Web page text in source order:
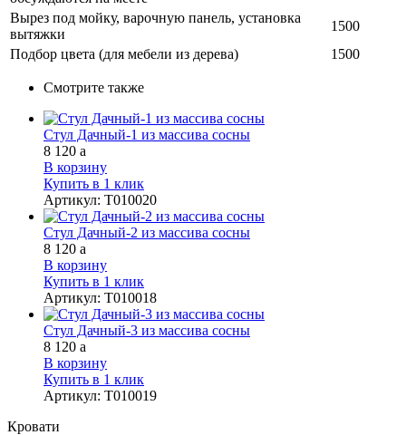
Вырез под мойку, варочную панель, установка
вытяжки
1500
Подбор цвета (для мебели из дерева)
1500
Смотрите также
Стул Дачный-1 из массива сосны
8 120 a
В корзину
Купить в 1 клик
Артикул: Т010020
Стул Дачный-2 из массива сосны
8 120 a
В корзину
Купить в 1 клик
Артикул: Т010018
Стул Дачный-3 из массива сосны
8 120 a
В корзину
Купить в 1 клик
Артикул: Т010019
Кровати